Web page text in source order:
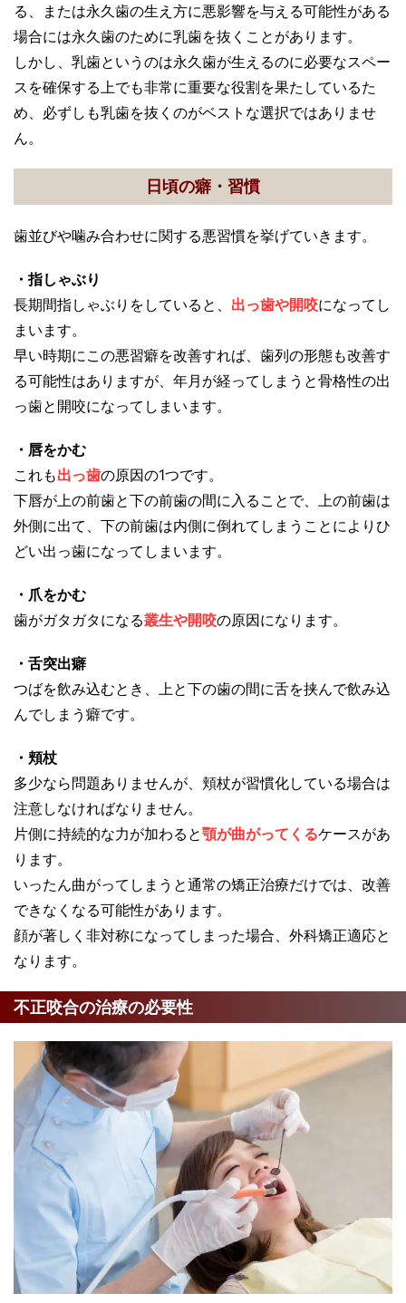
る、または永久歯の生え方に悪影響を与える可能性がある
場合には永久歯のために乳歯を抜くことがあります。
しかし、乳歯というのは永久歯が生えるのに必要なスペー
スを確保する上でも非常に重要な役割を果たしているた
め、必ずしも乳歯を抜くのがベストな選択ではありませ
ん。
日頃の癖・習慣
歯並びや噛み合わせに関する悪習慣を挙げていきます。
・指しゃぶり
長期間指しゃぶりをしていると、 出っ歯や開咬になってし
まいます。
早い時期にこの悪習癖を改善すれば、歯列の形態も改善す
る可能性はありますが、年月が経ってしまうと骨格性の出
っ歯と開咬になってしまいます。
・唇をかむ
これも出っ歯の原因の1つです。
下唇が上の前歯と下の前歯の間に入ることで、上の前歯は
外側に出て、下の前歯は内側に倒れてしまうことによりひ
どい出っ歯になってしまいます。
・爪をかむ
歯がガタガタになる叢生や開咬の原因になります。
・舌突出癖
つばを飲み込むとき、上と下の歯の間に舌を挟んで飲み込
んでしまう癖です。
・頬杖
多少なら問題ありませんが、頬杖が習慣化している場合は
注意しなければなりません。
片側に持続的な力が加わると顎が曲がってくるケースがあ
ります。
いったん曲がってしまうと通常の矯正治療だけでは、改善
できなくなる可能性があります。
顔が著しく非対称になってしまった場合、外科矯正適応と
なります。
不正咬合の治療の必要性